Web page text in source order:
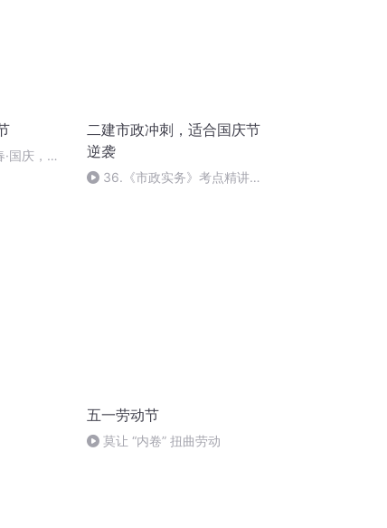
国庆，朗
二建市政冲刺，适合国庆节
逆袭
36.《市政实务》考点精讲第
五一劳动节
莫让 “内卷” 扭曲劳动